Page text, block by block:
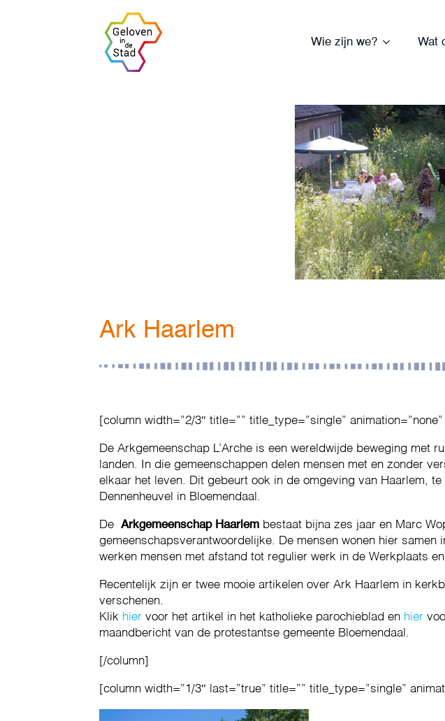
Wie zijn we? Wat
Ark Haarlem
[column width=”2/3″ title=”” title_type=”single”
De Arkgemeenschap L’Arche is een wereldwijde beweging met
landen. In die gemeenschappen delen mensen met en zonder
elkaar het leven. Dit gebeurt ook in de omgeving van Haarlem, te
Dennenheuvel in Bloemendaal.
De Arkgemeenschap Haarlem bestaat bijna zes jaar en Marc
gemeenschapsverantwoordelijke. De mensen wonen hier samen
werken mensen met afstand tot regulier werk in de Werkplaats en
Recentelijk zijn er twee mooie artikelen over Ark Haarlem in
verschenen.
Klik hier voor het artikel in het katholieke parochieblad en hier
maandbericht van de protestantse gemeente Bloemendaal.
[/column]
[column width=”1/3″ last=”true” title=”” title_type=”single”